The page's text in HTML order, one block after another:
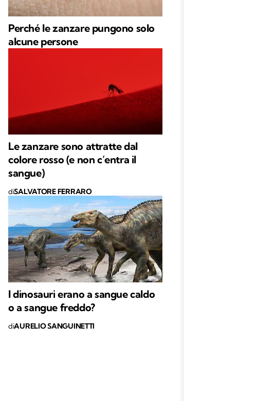
Perché le zanzare pungono solo
alcune persone
Le zanzare sono attratte dal
colore rosso (e non c’entra il
sangue)
diSALVATORE FERRARO
I dinosauri erano a sangue caldo
o a sangue freddo?
diAURELIO SANGUINETTI